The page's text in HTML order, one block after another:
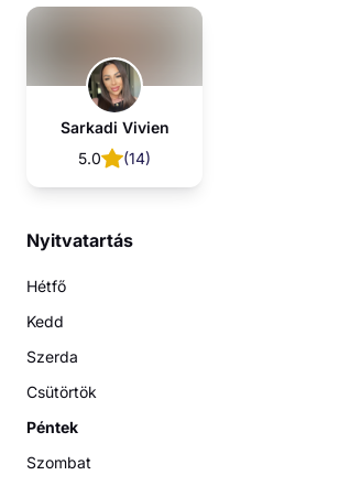
Sarkadi Vivien
5.0
(14)
Nyitvatartás
Hétfő
Kedd
Szerda
Csütörtök
Péntek
Szombat